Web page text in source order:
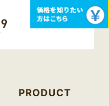
PRODUCT